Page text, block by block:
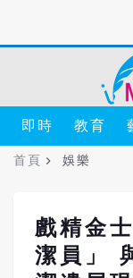
即時 教育
首頁 娛樂
戲精金
潔員」